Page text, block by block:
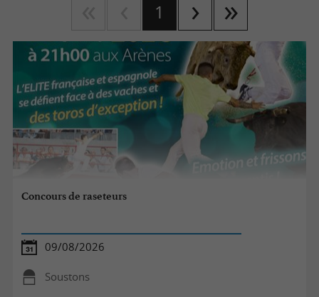
1
Concours de raseteurs
09/08/2026
Soustons